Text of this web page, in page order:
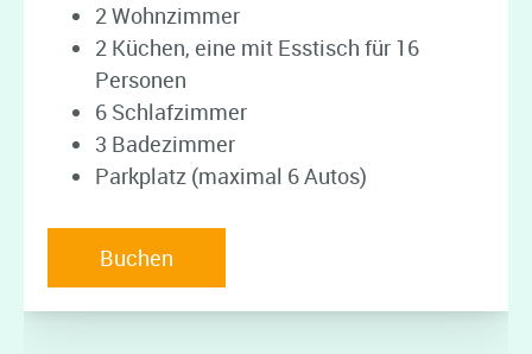
2 Wohnzimmer
2 Küchen, eine mit Esstisch für 16
Personen
6 Schlafzimmer
3 Badezimmer
Parkplatz (maximal 6 Autos)
Buchen